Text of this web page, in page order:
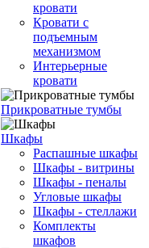
кровати
Кровати с
подъемным
механизмом
Интерьерные
кровати
Прикроватные тумбы
Шкафы
Распашные шкафы
Шкафы - витрины
Шкафы - пеналы
Угловые шкафы
Шкафы - стеллажи
Комплекты
шкафов